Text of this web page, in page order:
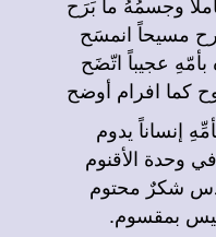
مسيحاً انمسَح
عجيباً اتّضَح
كما افرام أوضح
وحدة الأقنوم
شكرٌ محتوم
ليس بمقسوم.